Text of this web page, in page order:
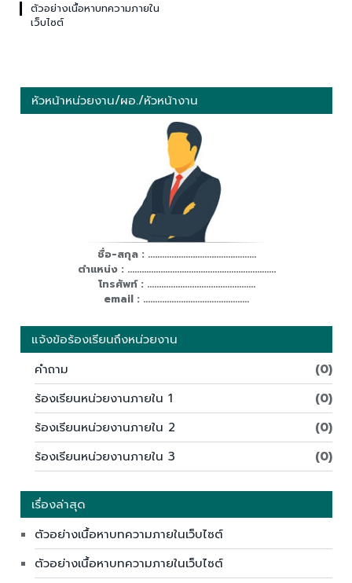
ตัวอย่างเนื้อหาบทความภายใน
เว็บไซต์
หัวหน้าหน่วยงาน/ผอ./หัวหน้างาน
ชื่อ-สกุล : ..............................................
ตำแหน่ง : ...............................................................
โทรศัพท์ : ..............................................
email : .............................................
แจ้งข้อร้องเรียนถึงหน่วยงาน
คำถาม
(0)
ร้องเรียนหน่วยงานภายใน 1
(0)
ร้องเรียนหน่วยงานภายใน 2
(0)
ร้องเรียนหน่วยงานภายใน 3
(0)
เรื่องล่าสุด
ตัวอย่างเนื้อหาบทความภายในเว็บไซต์
ตัวอย่างเนื้อหาบทความภายในเว็บไซต์